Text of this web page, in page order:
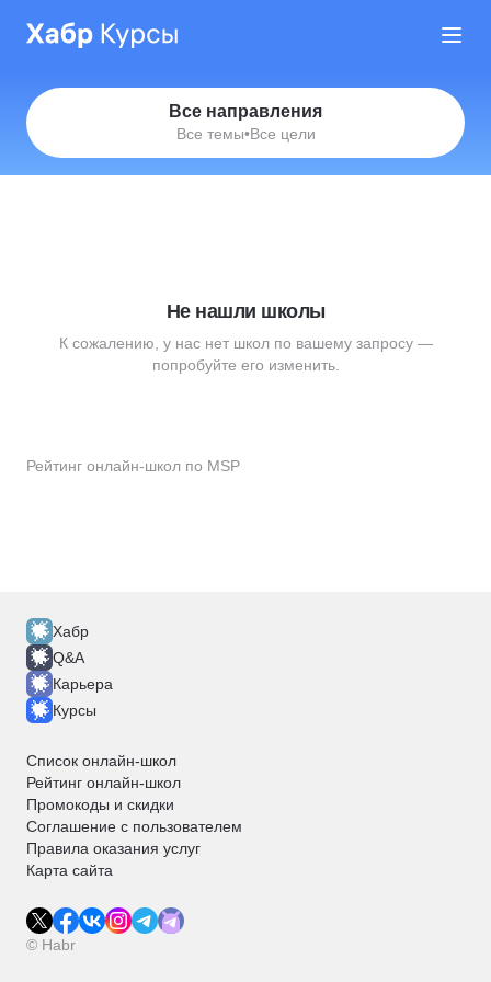
Все направления
Все темы•Все цели
Рейтинг онлайн-школ по MSP
Не нашли школы
К сожалению, у нас нет школ по вашему запросу —
попробуйте его изменить.
Хабр
Q&A
Карьера
Курсы
Список онлайн-школ
Рейтинг онлайн-школ
Промокоды и скидки
Соглашение с пользователем
Правила оказания услуг
Карта сайта
© Habr